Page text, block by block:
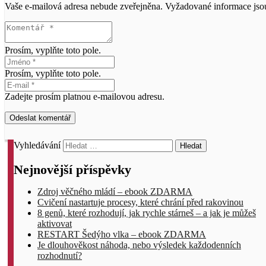
Vaše e-mailová adresa nebude zveřejněna. Vyžadované informace
Prosím, vyplňte toto pole.
Prosím, vyplňte toto pole.
Zadejte prosím platnou e-mailovou adresu.
Odeslat komentář
Vyhledávání
Nejnovější příspěvky
Zdroj věčného mládí – ebook ZDARMA
Cvičení nastartuje procesy, které chrání před rakovinou
8 genů, které rozhodují, jak rychle stárneš – a jak je můžeš
aktivovat
RESTART Šedýho vlka – ebook ZDARMA
Je dlouhověkost náhoda, nebo výsledek každodenních
rozhodnutí?